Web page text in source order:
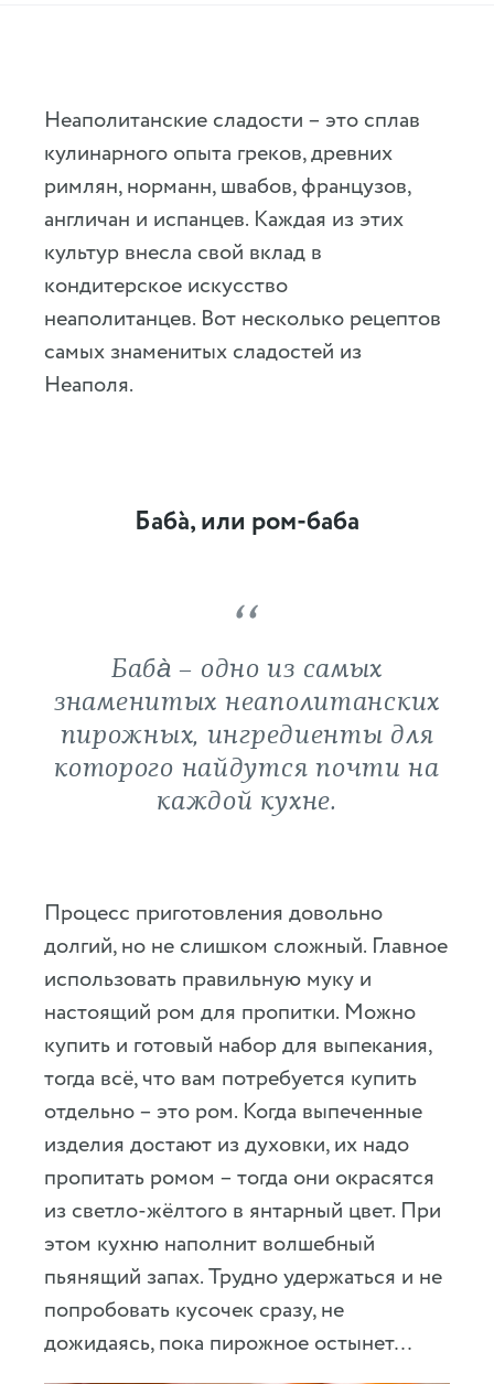
Неаполитанские сладости – это сплав
кулинарного опыта греков, древних
римлян, норманн, швабов, французов,
англичан и испанцев. Каждая из этих
культур внесла свой вклад в
кондитерское искусство
неаполитанцев. Вот несколько рецептов
самых знаменитых сладостей из
Неаполя.
Баба̀, или ром-баба
Баба̀ – одно из самых
знаменитых неаполитанских
пирожных, ингредиенты для
которого найдутся почти на
каждой кухне.
Процесс приготовления довольно
долгий, но не слишком сложный. Главное
использовать правильную муку и
настоящий ром для пропитки. Можно
купить и готовый набор для выпекания,
тогда всё, что вам потребуется купить
отдельно – это ром. Когда выпеченные
изделия достают из духовки, их надо
пропитать ромом – тогда они окрасятся
из светло-жёлтого в янтарный цвет. При
этом кухню наполнит волшебный
пьянящий запах. Трудно удержаться и не
попробовать кусочек сразу, не
дожидаясь, пока пирожное остынет…